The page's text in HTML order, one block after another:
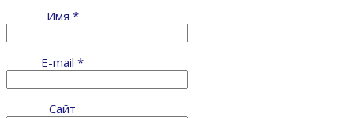
Имя *
E-mail *
Сайт